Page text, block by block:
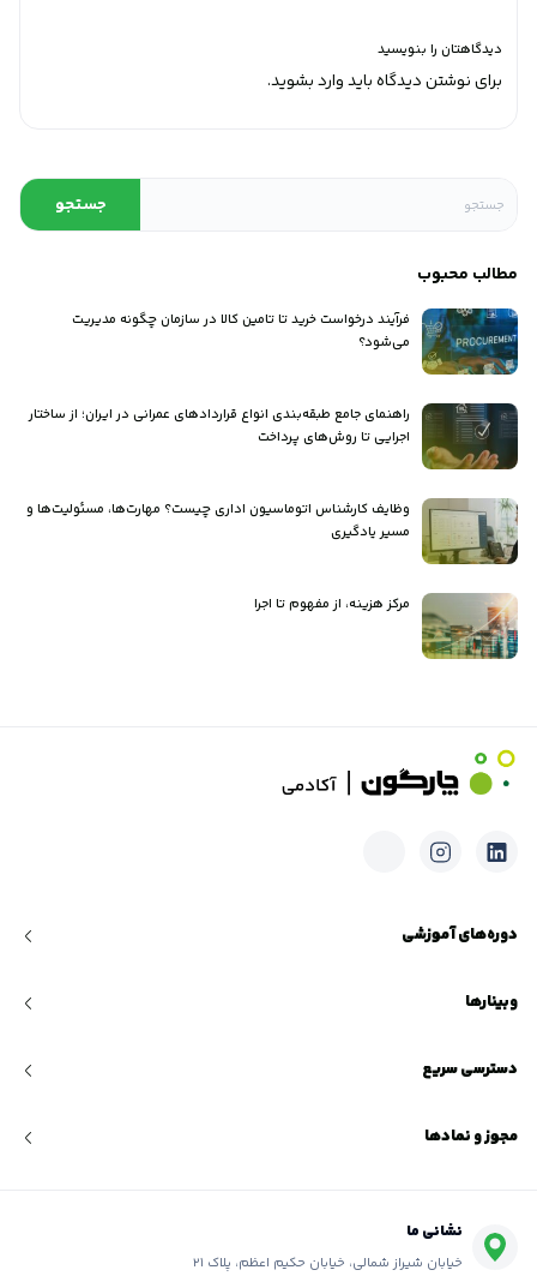
دیدگاهتان را بنویسید
برای نوشتن دیدگاه بایدوارد بشوید.
جستجو
مطالب محبوب
فرآیند درخواست خرید تا تامین کالا در سازمان چگونه مدیریت
می‌شود؟
راهنمای جامع طبقه‌بندی انواع قراردادهای عمرانی در ایران؛ از ساختار
اجرایی تا روش‌های پرداخت
وظایف کارشناس اتوماسیون اداری چیست؟ مهارت‌ها، مسئولیت‌ها و
مسیر یادگیری
مرکز هزینه، از مفهوم تا اجرا
دوره‌های آموزشی
وبینارها
دسترسی سریع
مجوز و نمادها
نشانی ما
خیابان شیراز شمالی، خیابان حکیم اعظم، پلاک ۲۱